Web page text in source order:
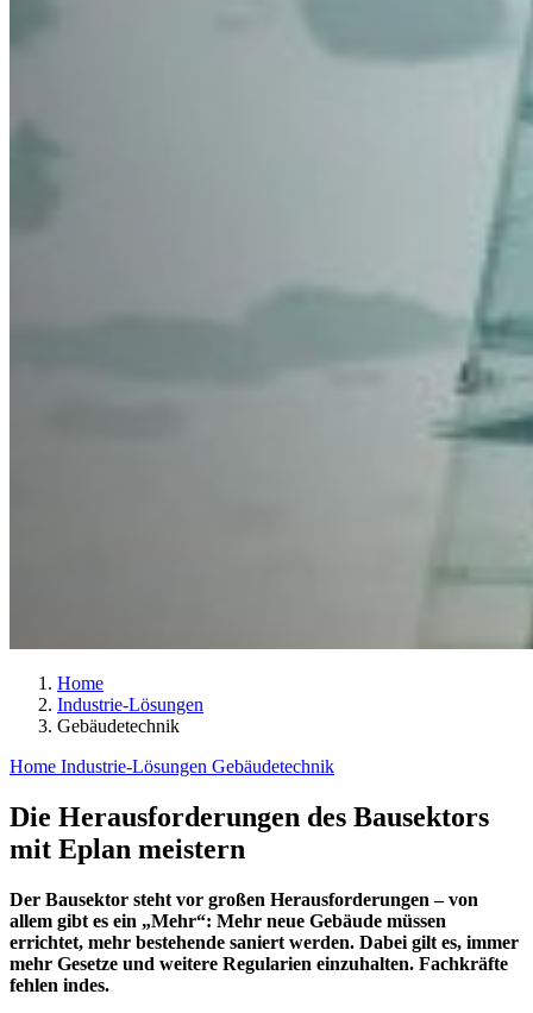
Home
Industrie-Lösungen
Gebäudetechnik
Home Industrie-Lösungen Gebäudetechnik
Die Herausforderungen des Bausektors
mit Eplan meistern
Der Bausektor steht vor großen Herausforderungen – von
allem gibt es ein „Mehr“: Mehr neue Gebäude müssen
errichtet, mehr bestehende saniert werden. Dabei gilt es, immer
mehr Gesetze und weitere Regularien einzuhalten. Fachkräfte
fehlen indes.